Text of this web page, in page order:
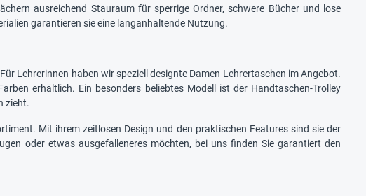
ausreichend Stauraum für sperrige Ordner, schwere Bücher und lose
garantieren sie eine langanhaltende Nutzung.
Lehrerinnen haben wir speziell designte Damen Lehrertaschen im Angebot.
erhältlich. Ein besonders beliebtes Modell ist der Handtaschen-Trolley
zieht.
Mit ihrem zeitlosen Design und den praktischen Features sind sie der
oder etwas ausgefalleneres möchten, bei uns finden Sie garantiert den